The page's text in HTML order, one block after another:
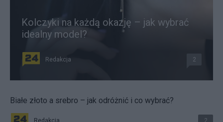
Kolczyki na każdą okazję – jak wybrać
idealny model?
Redakcja 2
Białe złoto a srebro – jak odróżnić i co wybrać?
Redakcja 2